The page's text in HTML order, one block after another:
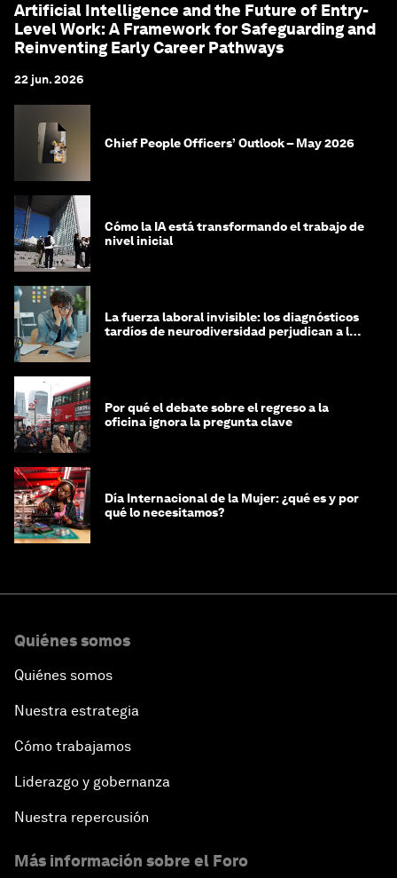
Artificial Intelligence and the Future of Entry-
Level Work: A Framework for Safeguarding and
Reinventing Early Career Pathways
22 jun. 2026
Chief People Officers’ Outlook – May 2026
Cómo la IA está transformando el trabajo de
nivel inicial
La fuerza laboral invisible: los diagnósticos
tardíos de neurodiversidad perjudican a las
Por qué el debate sobre el regreso a la
oficina ignora la pregunta clave
Día Internacional de la Mujer: ¿qué es y por
qué lo necesitamos?
Quiénes somos
Quiénes somos
Nuestra estrategia
Cómo trabajamos
Liderazgo y gobernanza
Nuestra repercusión
Más información sobre el Foro